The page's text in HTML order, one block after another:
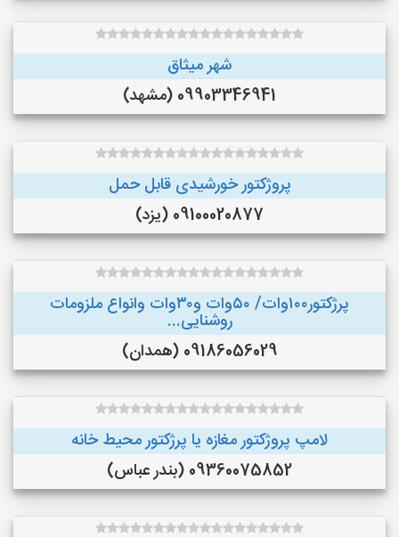
شهر میثاق
09903346941 (مشهد)
پروژکتور خورشیدی قابل حمل
09100020877 (یزد)
پرژکتور۱۰۰وات/ ۵۰وات و۳۰وات وانواع ملزومات
روشنایی...
09186056029 (همدان)
لامپ پروژکتور مغازه یا پرژکتور محیط خانه
09360075852 (بندر عباس)